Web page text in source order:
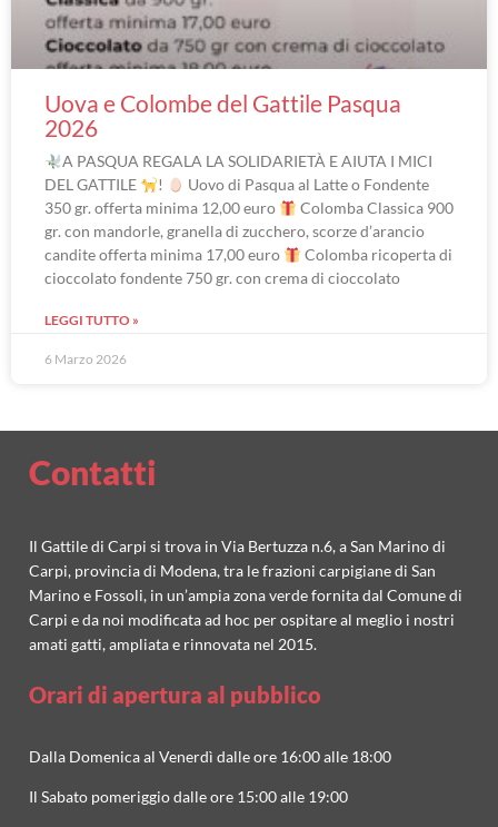
Uova e Colombe del Gattile Pasqua
2026
A PASQUA REGALA LA SOLIDARIETÀ E AIUTA I MICI
DEL GATTILE
!
Uovo di Pasqua al Latte o Fondente
350 gr. offerta minima 12,00 euro
Colomba Classica 900
gr. con mandorle, granella di zucchero, scorze d’arancio
candite offerta minima 17,00 euro
Colomba ricoperta di
cioccolato fondente 750 gr. con crema di cioccolato
LEGGI TUTTO »
6 Marzo 2026
Contatti
Il Gattile di Carpi si trova in Via Bertuzza n.6, a San Marino di
Carpi, provincia di Modena, tra le frazioni carpigiane di San
Marino e Fossoli, in un’ampia zona verde fornita dal Comune di
Carpi e da noi modificata ad hoc per ospitare al meglio i nostri
amati gatti, ampliata e rinnovata nel 2015.
Orari di apertura al pubblico
Dalla Domenica al Venerdì dalle ore 16:00 alle 18:00
Il Sabato pomeriggio dalle ore 15:00 alle 19:00